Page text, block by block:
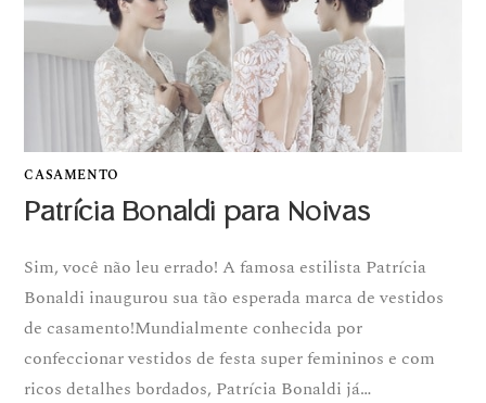
CASAMENTO
Patrícia Bonaldi para Noivas
Sim, você não leu errado! A famosa estilista Patrícia
Bonaldi inaugurou sua tão esperada marca de vestidos
de casamento!Mundialmente conhecida por
confeccionar vestidos de festa super femininos e com
ricos detalhes bordados, Patrícia Bonaldi já…